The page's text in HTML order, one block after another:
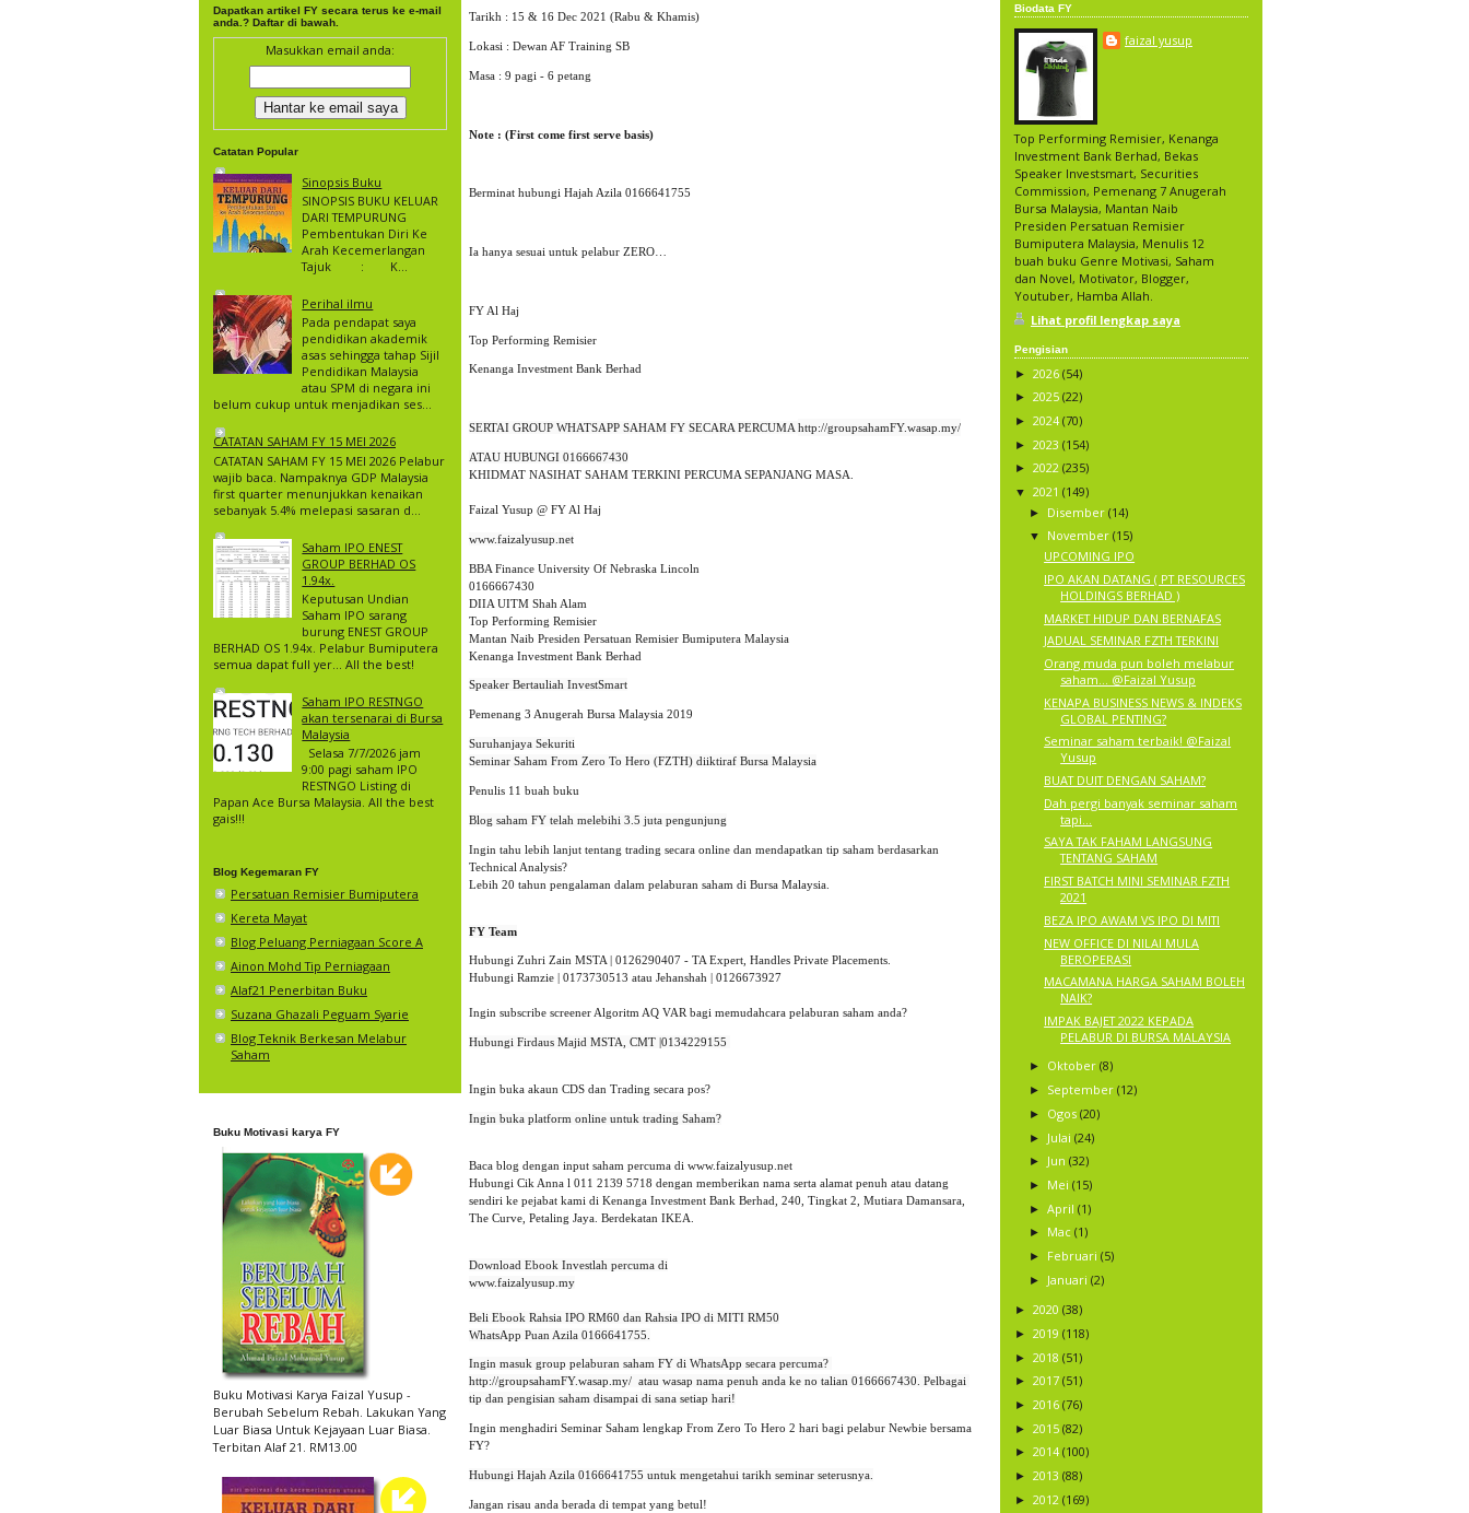
Dapatkan artikel FY secara terus ke e-mail
anda.? Daftar di bawah.
Masukkan email anda:
Catatan Popular
Sinopsis Buku
SINOPSIS BUKU KELUAR
DARI TEMPURUNG
Pembentukan Diri Ke
Arah Kecemerlangan
Tajuk : K...
Perihal ilmu
Pada pendapat saya
pendidikan akademik
asas sehingga tahap Sijil
Pendidikan Malaysia
atau SPM di negara ini
belum cukup untuk menjadikan ses...
CATATAN SAHAM FY 15 MEI 2026
CATATAN SAHAM FY 15 MEI 2026 Pelabur
wajib baca. Nampaknya GDP Malaysia
first quarter menunjukkan kenaikan
sebanyak 5.4% melepasi sasaran d...
Saham IPO ENEST
GROUP BERHAD OS
1.94x.
Keputusan Undian
Saham IPO sarang
burung ENEST GROUP
BERHAD OS 1.94x. Pelabur Bumiputera
semua dapat full yer… All the best!
Saham IPO RESTNGO
akan tersenarai di Bursa
Malaysia
Selasa 7/7/2026 jam
9:00 pagi saham IPO
RESTNGO Listing di
Papan Ace Bursa Malaysia. All the best
gais!!!
Blog Kegemaran FY
Persatuan Remisier Bumiputera
Kereta Mayat
Blog Peluang Perniagaan Score A
Ainon Mohd Tip Perniagaan
Alaf21 Penerbitan Buku
Suzana Ghazali Peguam Syarie
Blog Teknik Berkesan Melabur
Saham
Buku Motivasi karya FY
Buku Motivasi Karya Faizal Yusup -
Berubah Sebelum Rebah. Lakukan Yang
Luar Biasa Untuk Kejayaan Luar Biasa.
Terbitan Alaf 21. RM13.00
Tarikh : 15 & 16 Dec 2021 (Rabu & Khamis)
Lokasi : Dewan AF Training SB
Masa : 9 pagi - 6 petang
Note : (First come first serve basis)
Berminat hubungi Hajah Azila 0166641755
Ia hanya sesuai untuk pelabur ZERO…
FY Al Haj
Top Performing Remisier
Kenanga Investment Bank Berhad
SERTAI GROUP WHATSAPP SAHAM FY SECARA PERCUMA http://groupsahamFY.wasap.my/
ATAU HUBUNGI 0166667430
KHIDMAT NASIHAT SAHAM TERKINI PERCUMA SEPANJANG MASA.
Faizal Yusup @ FY Al Haj
BBA Finance University Of Nebraska Lincoln
0166667430
DIIA UITM Shah Alam
Top Performing Remisier
Mantan Naib Presiden Persatuan Remisier Bumiputera Malaysia
Kenanga Investment Bank Berhad
Pemenang 3 Anugerah Bursa Malaysia 2019
Penulis 11 buah buku
Ingin tahu lebih lanjut tentang trading secara online dan mendapatkan tip saham berdasarkan
Technical Analysis?
Lebih 20 tahun pengalaman dalam pelaburan saham di Bursa Malaysia.
FY Team
Hubungi Zuhri Zain MSTA | 0126290407 - TA Expert, Handles Private Placements.
Hubungi Ramzie | 0173730513 atau Jehanshah | 0126673927
Ingin subscribe screener Algoritm AQ VAR bagi memudahcara pelaburan saham anda?
Hubungi Firdaus Majid MSTA, CMT |0134229155
Ingin buka akaun CDS dan Trading secara pos?
Ingin buka platform online untuk trading Saham?
Baca blog dengan input saham percuma di www.faizalyusup.net
Hubungi Cik Anna l 011 2139 5718 dengan memberikan nama serta alamat penuh atau datang
sendiri ke pejabat kami di Kenanga Investment Bank Berhad, 240, Tingkat 2, Mutiara Damansara,
The Curve, Petaling Jaya. Berdekatan IKEA.
Download Ebook Investlah percuma di
www.faizalyusup.my
Beli Ebook Rahsia IPO RM60 dan Rahsia IPO di MITI RM50
WhatsApp Puan Azila 0166641755.
Ingin masuk group pelaburan saham FY di WhatsApp secara percuma?
http://groupsahamFY.wasap.my/
  atau wasap nama penuh anda ke no talian 0166667430. Pelbagai
tip dan pengisian saham disampai di sana setiap hari!
Ingin menghadiri Seminar Saham lengkap From Zero To Hero 2 hari bagi pelabur Newbie bersama
FY?
Jangan risau anda berada di tempat yang betul!
Biodata FY
faizal yusup
Top Performing Remisier, Kenanga
Investment Bank Berhad, Bekas
Speaker Investsmart, Securities
Commission, Pemenang 7 Anugerah
Bursa Malaysia, Mantan Naib
Presiden Persatuan Remisier
Bumiputera Malaysia, Menulis 12
buah buku Genre Motivasi, Saham
dan Novel, Motivator, Blogger,
Youtuber, Hamba Allah.
Lihat profil lengkap saya
Pengisian
► 2026 (54)
► 2025 (22)
► 2024 (70)
► 2023 (154)
► 2022 (235)
▼ 2021 (149)
► Disember (14)
▼ November (15)
UPCOMING IPO
IPO AKAN DATANG ( PT RESOURCES
HOLDINGS BERHAD )
MARKET HIDUP DAN BERNAFAS
JADUAL SEMINAR FZTH TERKINI
Orang muda pun boleh melabur
saham… @Faizal Yusup
KENAPA BUSINESS NEWS & INDEKS
GLOBAL PENTING?
Seminar saham terbaik! @Faizal
Yusup
BUAT DUIT DENGAN SAHAM?
Dah pergi banyak seminar saham
tapi…
SAYA TAK FAHAM LANGSUNG
TENTANG SAHAM
FIRST BATCH MINI SEMINAR FZTH
2021
BEZA IPO AWAM VS IPO DI MITI
NEW OFFICE DI NILAI MULA
BEROPERASI
MACAMANA HARGA SAHAM BOLEH
NAIK?
IMPAK BAJET 2022 KEPADA
PELABUR DI BURSA MALAYSIA
► Oktober (8)
► September (12)
► Ogos (20)
► Julai (24)
► Jun (32)
► Mei (15)
► April (1)
► Mac (1)
► Februari (5)
► Januari (2)
► 2020 (38)
► 2019 (118)
► 2018 (51)
► 2017 (51)
► 2016 (76)
► 2015 (82)
► 2014 (100)
► 2013 (88)
► 2012 (169)